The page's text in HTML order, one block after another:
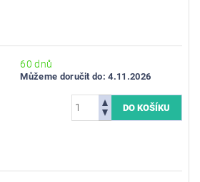
60 dnů
Můžeme doručit do: 4.11.2026